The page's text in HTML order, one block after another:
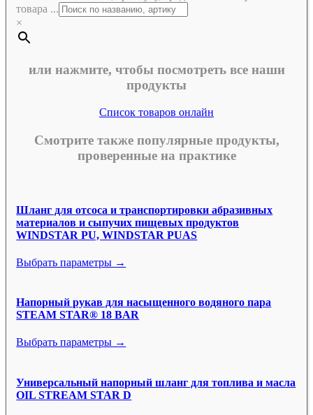
товара ...
×
или нажмите, чтобы посмотреть все наши
продукты
Список товаров онлайн
Смотрите также популярные продукты,
проверенные на практике
Шланг для отсоса и транспортировки абразивных
материалов и сыпучих пищевых продуктов
WINDSTAR PU, WINDSTAR PUAS
Выбрать параметры →
Напорный рукав для насыщенного водяного пара
STEAM STAR® 18 BAR
Выбрать параметры →
Универсальный напорный шланг для топлива и масла
OIL STREAM STAR D